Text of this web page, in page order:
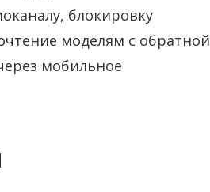
блокировку
моделям с обратной
мобильное